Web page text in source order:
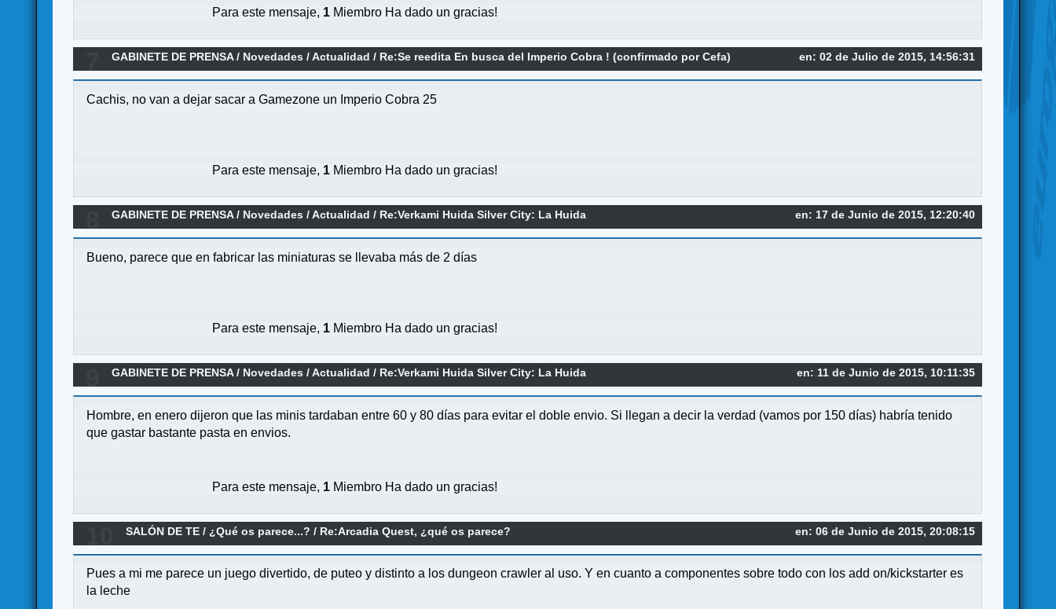
Para este mensaje, 1 Miembro Ha dado un gracias!
en: 02 de Julio de 2015, 14:56:31
GABINETE DE PRENSA/ Novedades / Actualidad / Re:Se reedita En busca del Imperio Cobra ! (confirmado por Cefa)
Cachis, no van a dejar sacar a Gamezone un Imperio Cobra 25
Para este mensaje, 1 Miembro Ha dado un gracias!
en: 17 de Junio de 2015, 12:20:40
GABINETE DE PRENSA/ Novedades / Actualidad / Re:Verkami Huida Silver City: La Huida
Bueno, parece que en fabricar las miniaturas se llevaba más de 2 días
Para este mensaje, 1 Miembro Ha dado un gracias!
en: 11 de Junio de 2015, 10:11:35
GABINETE DE PRENSA/ Novedades / Actualidad / Re:Verkami Huida Silver City: La Huida
Hombre, en enero dijeron que las minis tardaban entre 60 y 80 días para evitar el doble envio. Si llegan a decir la verdad (vamos por 150 días) habría tenido
que gastar bastante pasta en envios.
Para este mensaje, 1 Miembro Ha dado un gracias!
en: 06 de Junio de 2015, 20:08:15
SALÓN DE TE / ¿Qué os parece...? / Re:Arcadia Quest, ¿qué os parece?
Pues a mi me parece un juego divertido, de puteo y distinto a los dungeon crawler al uso. Y en cuanto a componentes sobre todo con los add on/kickstarter es
la leche